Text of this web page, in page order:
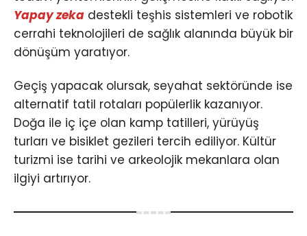
Yapay zeka destekli teşhis sistemleri ve robotik
cerrahi teknolojileri de sağlık alanında büyük bir
dönüşüm yaratıyor.
Geçiş yapacak olursak, seyahat sektöründe ise
alternatif tatil rotaları popülerlik kazanıyor.
Doğa ile iç içe olan kamp tatilleri, yürüyüş
turları ve bisiklet gezileri tercih ediliyor. Kültür
turizmi ise tarihi ve arkeolojik mekanlara olan
ilgiyi artırıyor.